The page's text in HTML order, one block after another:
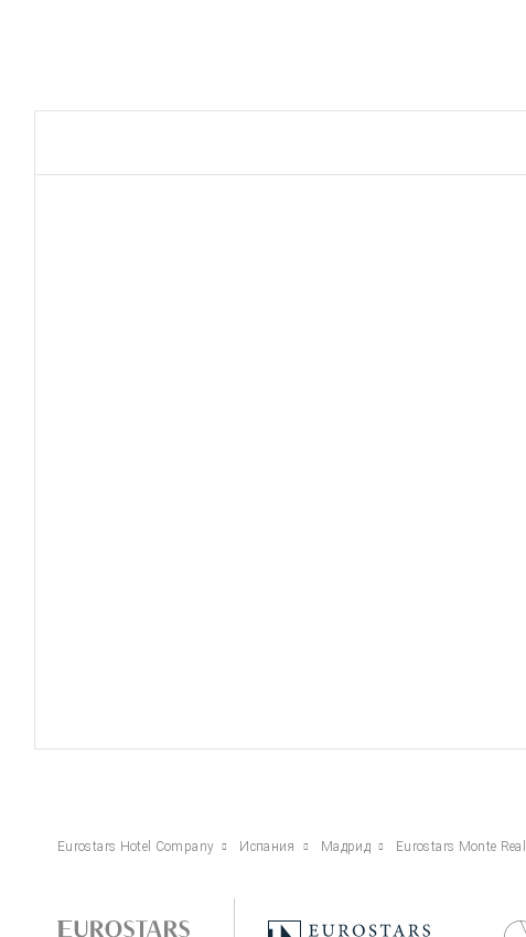
Eurostars Hotel Company Испания Мадрид Eurostars Monte Real